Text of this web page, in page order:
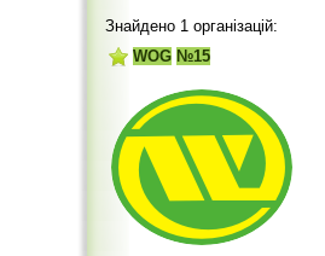
Знайдено 1 організацій:
WOG №15